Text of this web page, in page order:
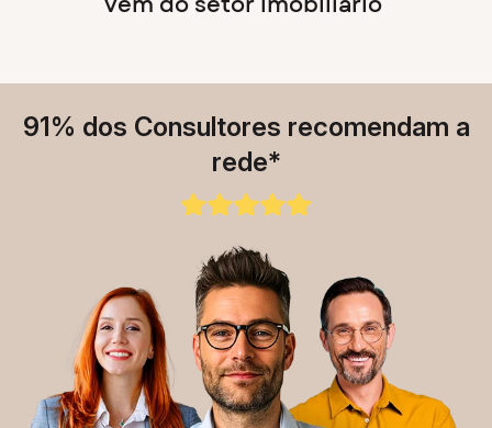
vêm do setor imobiliário
91% dos Consultores recomendam a
rede*